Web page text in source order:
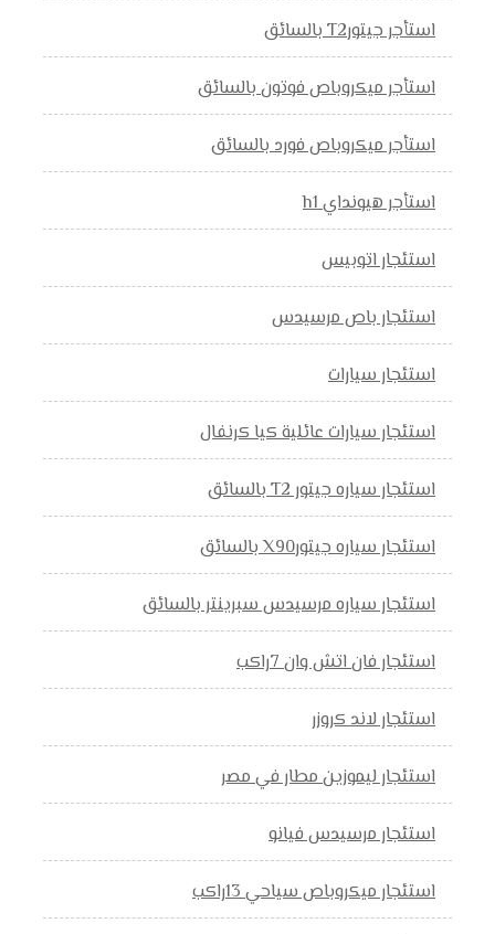
استأجر جيتورT2 بالسائق
استأجر ميكروباص فوتون بالسائق
استأجر ميكروباص فورد بالسائق
استأجر هيونداي h1
استئجار اتوبيس
استئجار باص مرسيدس
استئجار سيارات
استئجار سيارات عائلية كيا كرنفال
استئجار سياره جيتور T2 بالسائق
استئجار سياره جيتورX90 بالسائق
استئجار سياره مرسيدس سبرينتر بالسائق
استئجار فان اتش وان 7راكب
استئجار لاند كروزر
استئجار ليموزين مطار في مصر
استئجار مرسيدس فيانو
استئجار ميكروباص سياحي 13راكب